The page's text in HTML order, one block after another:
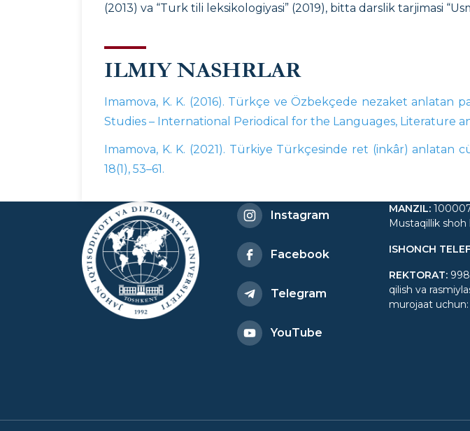
(2013) va “Turk tili leksikologiyasi” (2019), bitta darslik tarjimasi
ILMIY NASHRLAR
Imamova, K. K. (2016). Türkçe ve Özbekçede nezaket anlatan
Studies – International Periodical for the Languages, Literature
Imamova, K. K. (2021). Türkiye Türkçesinde ret (inkâr) anlatan
18(1), 53–61.
Instagram
Facebook
Telegram
YouTube
MANZIL:
Mustaqillik shoh
ISHONCH
REKTORAT:
qilish va
murojaat